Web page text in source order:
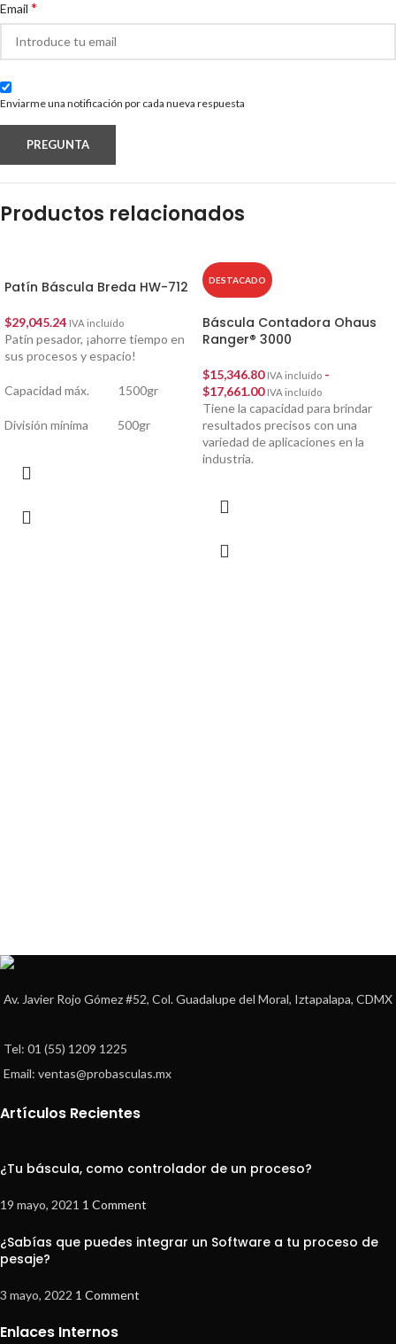
Email *
Enviarme una notificación por cada nueva respuesta
Productos relacionados
Patín Báscula Breda HW-712
$29,045.24 IVA incluído
Patín pesador, ¡ahorre tiempo en
sus procesos y espacio!
Capacidad máx. 1500gr
División mínima 500gr
DESTACADO
Báscula Contadora Ohaus
Ranger® 3000
$15,346.80 IVA incluído -
$17,661.00 IVA incluído
Tiene la capacidad para brindar
resultados precisos con una
variedad de aplicaciones en la
industria.
Av. Javier Rojo Gómez #52, Col. Guadalupe del Moral, Iztapalapa, CDMX
Tel: 01 (55) 1209 1225
Email: ventas@probasculas.mx
Artículos Recientes
¿Tu báscula, como controlador de un proceso?
19 mayo, 2021 1 Comment
¿Sabías que puedes integrar un Software a tu proceso de
pesaje?
3 mayo, 2022 1 Comment
Enlaces Internos